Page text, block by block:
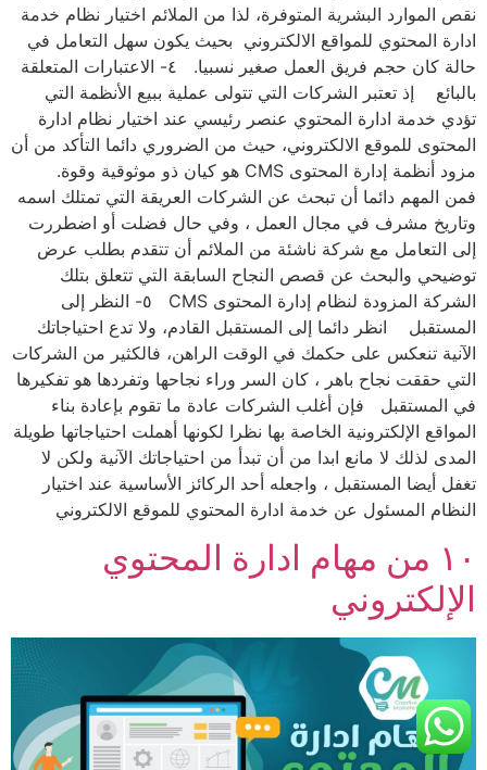
نقص الموارد البشرية المتوفرة، لذا من الملائم اختيار نظام خدمة
ادارة المحتوي للمواقع الالكتروني بحيث يكون سهل التعامل في
حالة كان حجم فريق العمل صغير نسبيا. ٤- الاعتبارات المتعلقة
بالبائع إذ تعتبر الشركات التي تتولى عملية ببيع الأنظمة التي
تؤدي خدمة ادارة المحتوي عنصر رئيسي عند اختيار نظام ادارة
المحتوى للموقع الالكتروني، حيث من الضروري دائما التأكد من أن
مزود أنظمة إدارة المحتوى CMS هو كيان ذو موثوقية وقوة.
فمن المهم دائما أن تبحث عن الشركات العريقة التي تمتلك اسمه
وتاريخ مشرف في مجال العمل ، وفي حال فضلت أو اضطررت
إلى التعامل مع شركة ناشئة من الملائم أن تتقدم بطلب عرض
توضيحي والبحث عن قصص النجاح السابقة التي تتعلق بتلك
الشركة المزودة لنظام إدارة المحتوى CMS ٥- النظر إلى
المستقبل انظر دائما إلى المستقبل القادم، ولا تدع احتياجاتك
الآنية تنعكس على حكمك في الوقت الراهن، فالكثير من الشركات
التي حققت نجاح باهر ، كان السر وراء نجاحها وتفردها هو تفكيرها
في المستقبل فإن أغلب الشركات عادة ما تقوم بإعادة بناء
المواقع الإلكترونية الخاصة بها نظرا لكونها أهملت احتياجاتها طويلة
المدى لذلك لا مانع ابدا من أن تبدأ من احتياجاتك الآنية ولكن لا
تغفل أيضا المستقبل ، واجعله أحد الركائز الأساسية عند اختيار
النظام المسئول عن خدمة ادارة المحتوي للموقع الالكتروني
١٠ من مهام ادارة المحتوي
الإلكتروني